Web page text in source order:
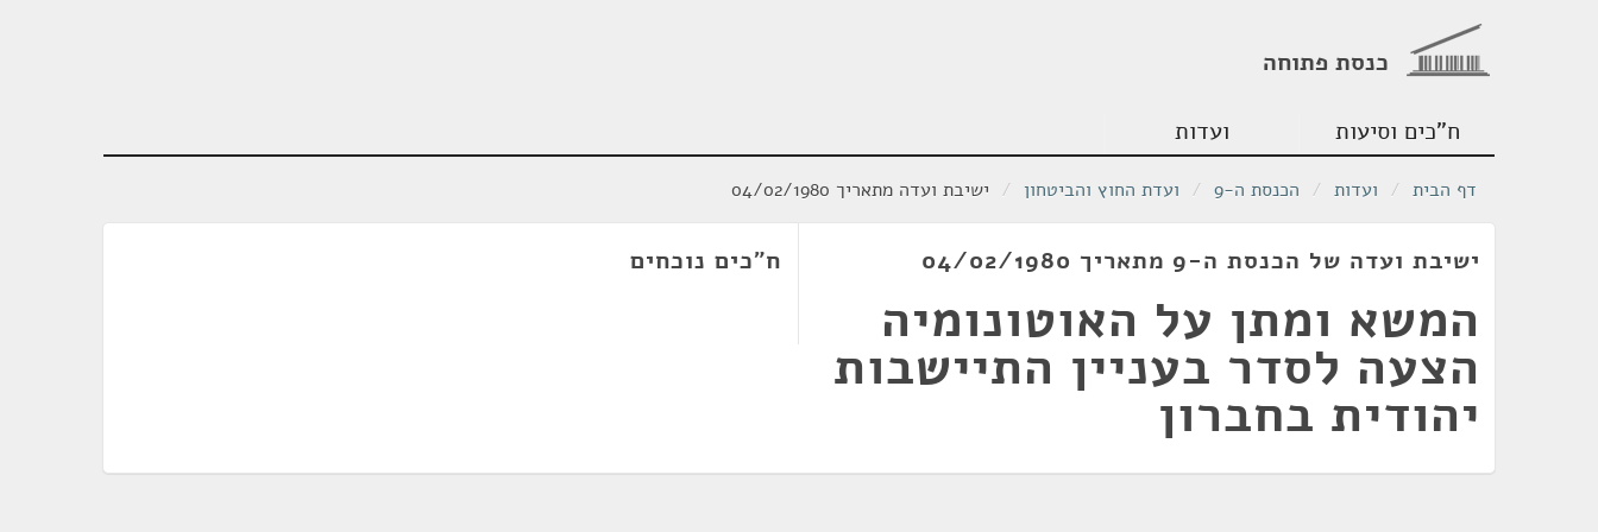
כנסת פתוחה
ח"כים וסיעות ועדות
דף הבית / ועדות / הכנסת ה-9 / ועדת החוץ והביטחון / ישיבת ועדה מתאריך 04/02/1980
ישיבת ועדה של הכנסת ה-9 מתאריך 04/02/1980
המשא ומתן על האוטונומיה
הצעה לסדר בעניין התיישבות
יהודית בחברון
ח"כים נוכחים